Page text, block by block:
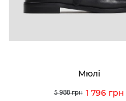
Мюлі
5 988 грн 1 796 грн